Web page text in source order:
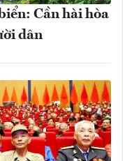
Cần hài hòa
dân